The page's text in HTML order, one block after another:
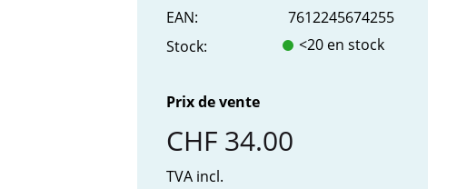
EAN:
7612245674255
Stock:
<20 en stock
Prix de vente
CHF 34.00
TVA incl.